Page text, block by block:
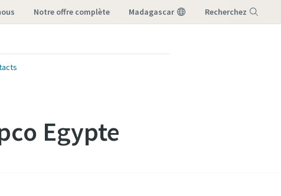
notre offre complète Madagascar Recherchez
Egypte